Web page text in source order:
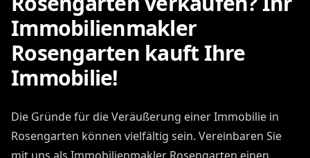
Immobilienmakler
Rosengarten kauft Ihre
Immobilie!
Die Gründe für die Veräußerung einer Immobilie in
Rosengarten können vielfältig sein. Vereinbaren Sie